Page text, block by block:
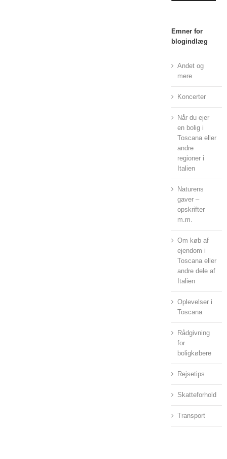
Emner for
blogindlæg
Andet og
mere
Koncerter
Når du ejer
en bolig i
Toscana eller
andre
regioner i
Italien
Naturens
gaver –
opskrifter
m.m.
Om køb af
ejendom i
Toscana eller
andre dele af
Italien
Oplevelser i
Toscana
Rådgivning
for
boligkøbere
Rejsetips
Skatteforhold
Transport